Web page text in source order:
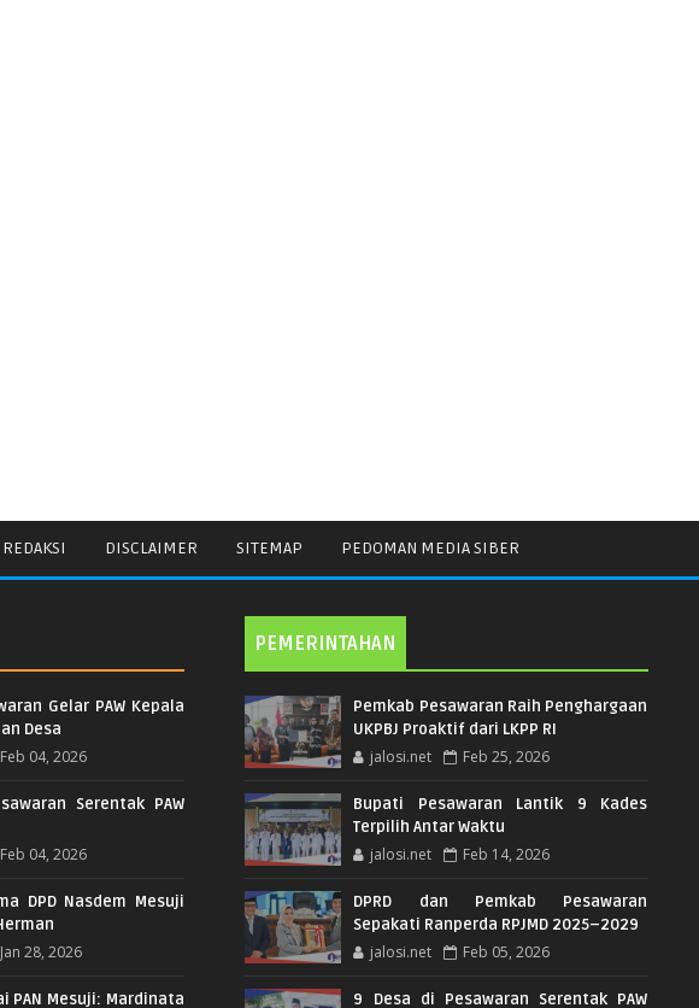
REDAKSI DISCLAIMER SITEMAP PEDOMAN MEDIA SIBER
Gelar PAW Kepala
Desa
Feb 04, 2026
Serentak PAW
Feb 04, 2026
DPD Nasdem Mesuji
Jan 28, 2026
PAN Mesuji: Mardinata
PEMERINTAHAN
Pemkab Pesawaran Raih Penghargaan
UKPBJ Proaktif dari LKPP RI
jalosi.net Feb 25, 2026
Bupati Pesawaran Lantik 9 Kades
Terpilih Antar Waktu
jalosi.net Feb 14, 2026
DPRD dan Pemkab Pesawaran
Sepakati Ranperda RPJMD 2025–2029
jalosi.net Feb 05, 2026
9 Desa di Pesawaran Serentak PAW